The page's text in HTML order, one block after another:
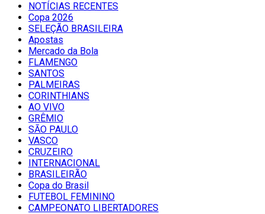
NOTÍCIAS RECENTES
Copa 2026
SELEÇÃO BRASILEIRA
Apostas
Mercado da Bola
FLAMENGO
SANTOS
PALMEIRAS
CORINTHIANS
AO VIVO
GRÊMIO
SĀO PAULO
VASCO
CRUZEIRO
INTERNACIONAL
BRASILEIRÃO
Copa do Brasil
FUTEBOL FEMININO
CAMPEONATO LIBERTADORES